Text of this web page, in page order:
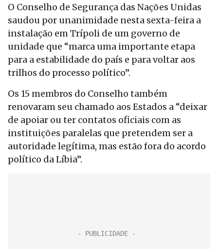
O Conselho de Segurança das Nações Unidas
saudou por unanimidade nesta sexta-feira a
instalação em Trípoli de um governo de
unidade que “marca uma importante etapa
para a estabilidade do país e para voltar aos
trilhos do processo político”.
Os 15 membros do Conselho também
renovaram seu chamado aos Estados a “deixar
de apoiar ou ter contatos oficiais com as
instituições paralelas que pretendem ser a
autoridade legítima, mas estão fora do acordo
político da Líbia”.